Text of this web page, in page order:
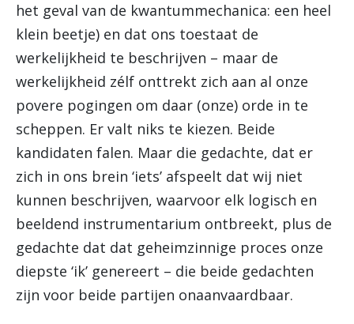
het geval van de kwantummechanica: een heel
klein beetje) en dat ons toestaat de
werkelijkheid te beschrijven – maar de
werkelijkheid zélf onttrekt zich aan al onze
povere pogingen om daar (onze) orde in te
scheppen. Er valt niks te kiezen. Beide
kandidaten falen. Maar die gedachte, dat er
zich in ons brein ‘iets’ afspeelt dat wij niet
kunnen beschrijven, waarvoor elk logisch en
beeldend instrumentarium ontbreekt, plus de
gedachte dat dat geheimzinnige proces onze
diepste ‘ik’ genereert – die beide gedachten
zijn voor beide partijen onaanvaardbaar.